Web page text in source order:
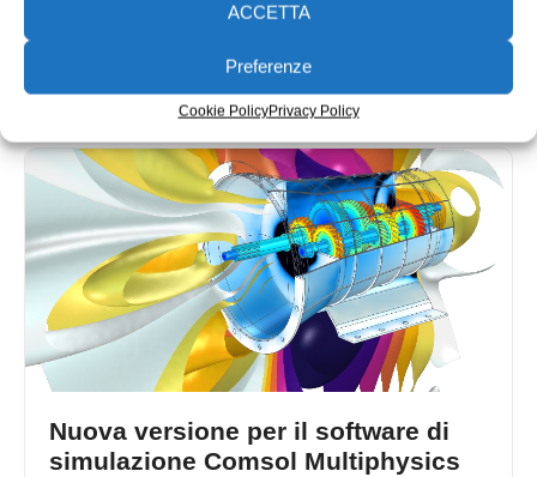
ACCETTA
Preferenze
Cookie PolicyPrivacy Policy
gratuito dedicato alla progettazione con la simulazione
Nuova versione per il software di
simulazione Comsol Multiphysics